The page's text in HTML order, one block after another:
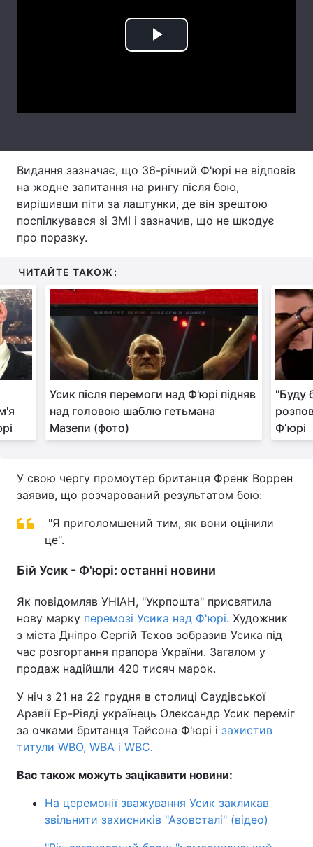
Тема оформлення
Play
Видання зазначає, що 36-річний Ф'юрі не відповів
на жодне запитання на рингу після бою,
вирішивши піти за лаштунки, де він зрештою
поспілкувався зі ЗМІ і зазначив, що не шкодує
про поразку.
ЧИТАЙТЕ ТАКОЖ:
Усик після перемоги над Ф'юрі підняв
над головою шаблю гетьмана
Мазепи (фото)
"Буду
Фʼюрі
У свою чергу промоутер британця Френк Воррен
заявив, що розчарований результатом бою:
"Я приголомшений тим, як вони оцінили
це".
Бій Усик - Ф'юрі: останні новини
Як повідомляв УНІАН, "Укрпошта" присвятила
нову марку перемозі Усика над Ф'юрі. Художник
з міста Дніпро Сергій Тєхов зобразив Усика під
час розгортання прапора України. Загалом у
продаж надійшли 420 тисяч марок.
У ніч з 21 на 22 грудня в столиці Саудівської
Аравії Ер-Ріяді українець Олександр Усик переміг
за очками британця Тайсона Ф'юрі і захистив
титули WBO, WBA і WBC.
Вас також можуть зацікавити новини:
На церемонії зважування Усик закликав
звільнити захисників "Азовсталі" (відео)